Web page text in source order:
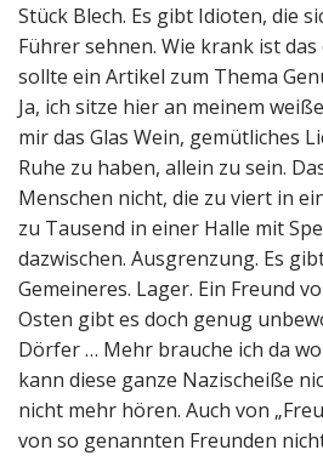
Stück Blech. Es gibt Idioten, die
Führer sehnen. Wie krank ist das
sollte ein Artikel zum Thema
Ja, ich sitze hier an meinem
mir das Glas Wein, gemütliches
Ruhe zu haben, allein zu sein.
Menschen nicht, die zu viert in
zu Tausend in einer Halle mit
dazwischen. Ausgrenzung. Es
Gemeineres. Lager. Ein Freund
Osten gibt es doch genug
Dörfer … Mehr brauche ich da
kann diese ganze Nazischeiße
nicht mehr hören. Auch von
von so genannten Freunden